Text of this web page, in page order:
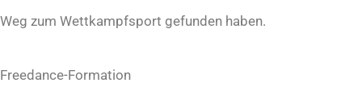
Weg zum Wettkampfsport gefunden haben.
Freedance-Formation